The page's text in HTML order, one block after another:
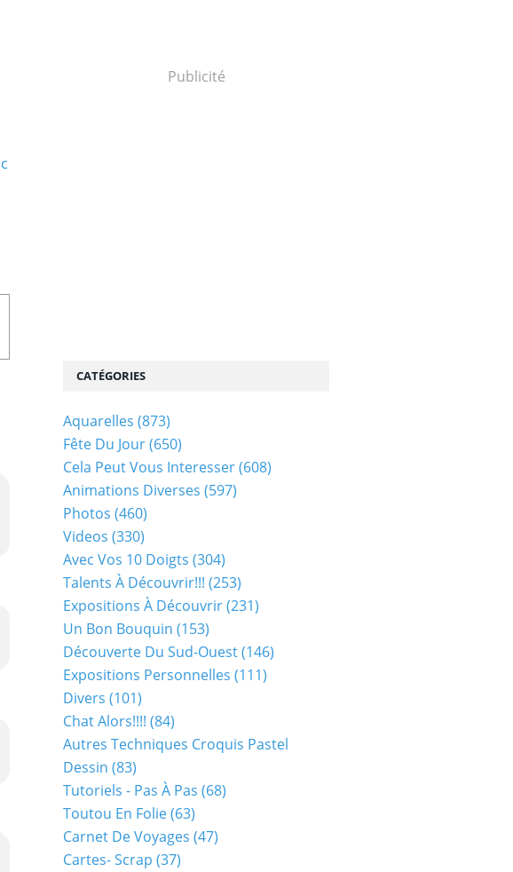
Publicité
CATÉGORIES
Aquarelles (873)
Fête Du Jour(650)
Cela Peut Vous Interesser(608)
Animations Diverses (597)
Photos (460)
Videos (330)
Avec Vos 10 Doigts (304)
Talents À Découvrir!!! (253)
Expositions À Découvrir(231)
Un Bon Bouquin (153)
Découverte Du Sud-Ouest(146)
Expositions Personnelles (111)
Divers (101)
Chat Alors!!!! (84)
Autres Techniques Croquis Pastel
Dessin (83)
Tutoriels - Pas À Pas (68)
Toutou En Folie(63)
Carnet De Voyages (47)
Cartes- Scrap (37)